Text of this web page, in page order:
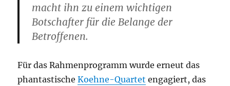
macht ihn zu einem wichtigen
Botschafter für die Belange der
Betroffenen.
Für das Rahmenprogramm wurde erneut das
phantastischeKoehne-Quartet engagiert, das